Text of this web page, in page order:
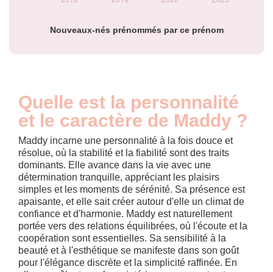
Nouveaux-nés prénommés par ce prénom
Quelle est la personnalité
et le caractère de Maddy ?
Maddy incarne une personnalité à la fois douce et
résolue, où la stabilité et la fiabilité sont des traits
dominants. Elle avance dans la vie avec une
détermination tranquille, appréciant les plaisirs
simples et les moments de sérénité. Sa présence est
apaisante, et elle sait créer autour d'elle un climat de
confiance et d'harmonie. Maddy est naturellement
portée vers des relations équilibrées, où l'écoute et la
coopération sont essentielles. Sa sensibilité à la
beauté et à l'esthétique se manifeste dans son goût
pour l'élégance discrète et la simplicité raffinée. En